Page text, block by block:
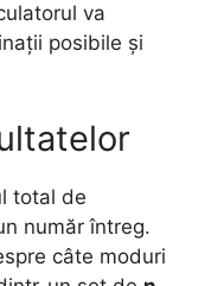
va
posibile și
total de
număr întreg.
câte moduri